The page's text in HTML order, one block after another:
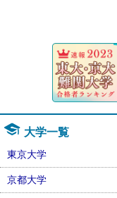
大学一覧
東京大学
京都大学